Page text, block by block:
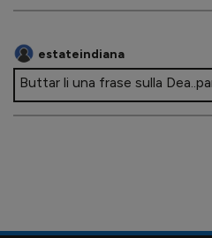
estateindiana
Buttar li una frase sulla